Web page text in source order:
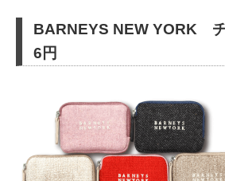
BARNEYS NEW YORK
6円